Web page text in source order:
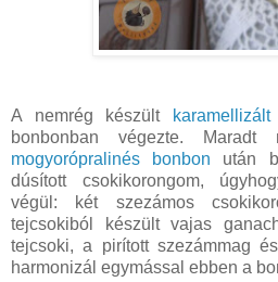
A nemrég készült
bonbonban végezte.
mogyorópralinés bonbon után
dúsított csokikorongom,
végül: két szezámos
tejcsokiból készült vajas
tejcsoki, a pirított szezámmag
harmonizál egymással ebben a